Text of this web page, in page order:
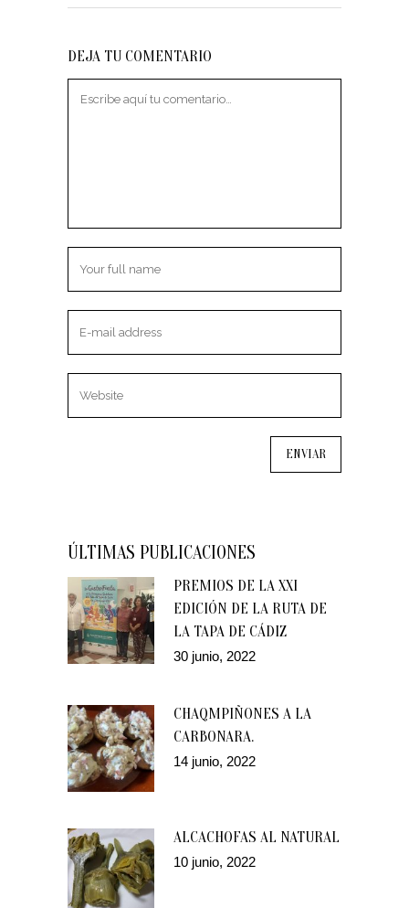
DEJA TU COMENTARIO
ÚLTIMAS PUBLICACIONES
PREMIOS DE LA XXI
EDICIÓN DE LA RUTA DE
LA TAPA DE CÁDIZ
30 junio, 2022
CHAQMPIÑONES A LA
CARBONARA.
14 junio, 2022
ALCACHOFAS AL NATURAL
10 junio, 2022